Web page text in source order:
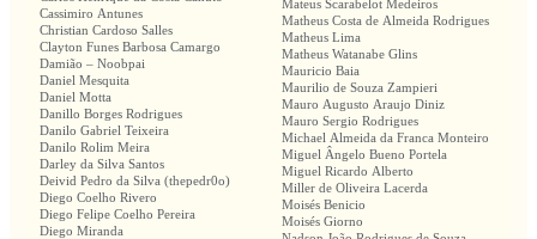
Cassimiro Antunes
Christian Cardoso Salles
Clayton Funes Barbosa Camargo
Damião – Noobpai
Daniel Mesquita
Daniel Motta
Danillo Borges Rodrigues
Danilo Gabriel Teixeira
Danilo Rolim Meira
Darley da Silva Santos
Deivid Pedro da Silva (thepedr0o)
Diego Coelho Rivero
Diego Felipe Coelho Pereira
Diego Miranda
Mateus Scarabelot Medeiros
Matheus Costa de Almeida Rodrigues
Matheus Lima
Matheus Watanabe Glins
Mauricio Baia
Maurilio de Souza Zampieri
Mauro Augusto Araujo Diniz
Mauro Sergio Rodrigues
Michael Almeida da Franca Monteiro
Miguel Ângelo Bueno Portela
Miguel Ricardo Alberto
Miller de Oliveira Lacerda
Moisés Benicio
Moisés Giorno